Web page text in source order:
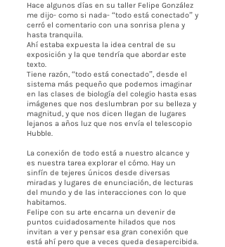
Hace algunos días en su taller Felipe González
me dijo- como si nada- “todo está conectado” y
cerró el comentario con una sonrisa plena y
hasta tranquila.
Ahí estaba expuesta la idea central de su
exposición y la que tendría que abordar este
texto.
Tiene razón, “todo está conectado”, desde el
sistema más pequeño que podemos imaginar
en las clases de biología del colegio hasta esas
imágenes que nos deslumbran por su belleza y
magnitud, y que nos dicen llegan de lugares
lejanos a años luz que nos envía el telescopio
Hubble.
La conexión de todo está a nuestro alcance y
es nuestra tarea explorar el cómo. Hay un
sinfín de tejeres únicos desde diversas
miradas y lugares de enunciación, de lecturas
del mundo y de las interacciones con lo que
habitamos.
Felipe con su arte encarna un devenir de
puntos cuidadosamente hilados que nos
invitan a ver y pensar esa gran conexión que
está ahí pero que a veces queda desapercibida.